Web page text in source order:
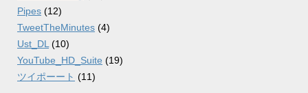
Pipes (12)
TweetTheMinutes (4)
Ust_DL (10)
YouTube_HD_Suite (19)
ツイポーート (11)